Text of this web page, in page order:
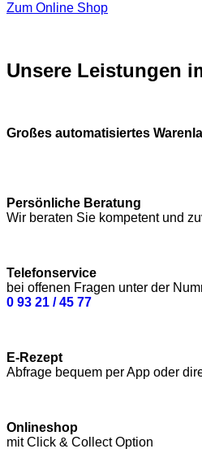
Zum Online Shop
Unsere Leistungen
Großes automatisiertes
Persönliche Beratung
Wir beraten Sie kompetent und
Telefonservice
bei offenen Fragen unter der
0 93 21 / 45 77
E-Rezept
Abfrage bequem per App oder
Onlineshop
mit Click & Collect Option